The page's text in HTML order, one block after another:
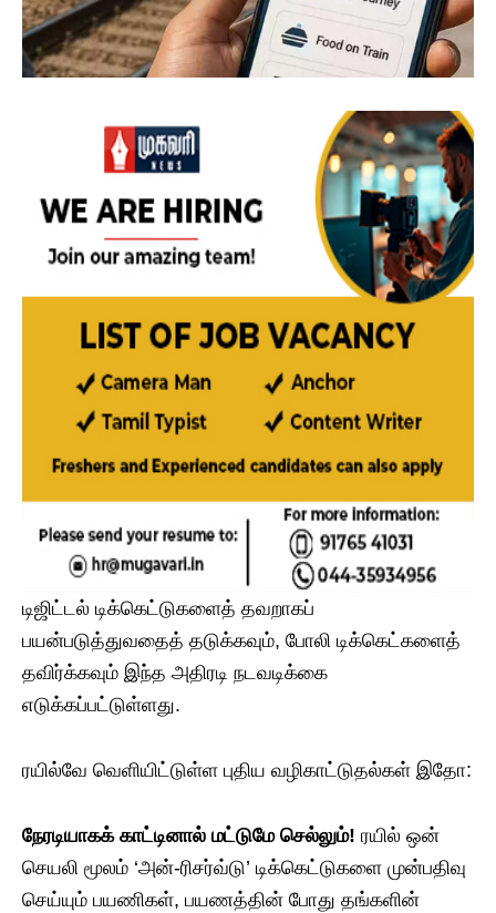
டிஜிட்டல் டிக்கெட்டுகளைத் தவறாகப்
பயன்படுத்துவதைத் தடுக்கவும், போலி டிக்கெட்களைத்
தவிர்க்கவும் இந்த அதிரடி நடவடிக்கை
எடுக்கப்பட்டுள்ளது.
ரயில்வே வெளியிட்டுள்ள புதிய வழிகாட்டுதல்கள் இதோ:
நேரடியாகக் காட்டினால் மட்டுமே செல்லும்! ரயில் ஒன்
செயலி மூலம் ‘அன்-ரிசர்வ்டு’ டிக்கெட்டுகளை முன்பதிவு
செய்யும் பயணிகள், பயணத்தின் போது தங்களின்